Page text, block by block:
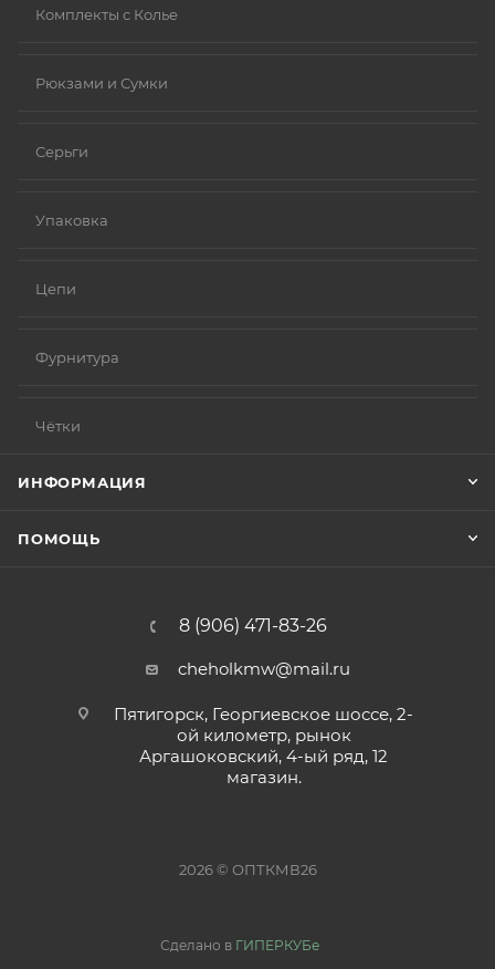
Комплекты с Колье
Рюкзами и Сумки
Серьги
Упаковка
Цепи
Фурнитура
Чётки
ИНФОРМАЦИЯ
ПОМОЩЬ
8 (906) 471-83-26
cheholkmw@mail.ru
Пятигорск, Георгиевское шоссе, 2-
ой километр, рынок
Аргашоковский, 4-ый ряд, 12
магазин.
2026 © ОПТКМВ26
Сделано в ГИПЕРКУБе